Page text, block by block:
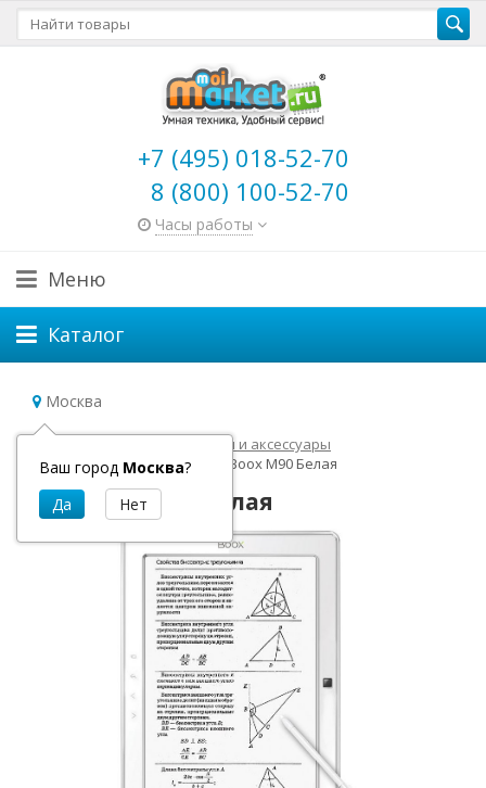
+7 (495) 018-52-70
8 (800) 100-52-70
Часы работы
Меню
Каталог
Москва
Ваш город Москва?
Главная
Электронные книги и аксессуары
Архивные модели
ONYX Boox M90 Белая
ONYX Boox M90 Белая